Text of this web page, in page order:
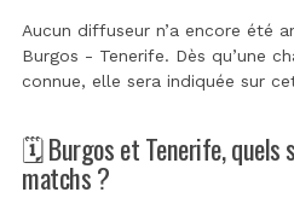
Aucun diffuseur n’a encore été
Burgos - Tenerife. Dès qu’une
connue, elle sera indiquée sur
🗓️ Burgos et Tenerife, quels
matchs ?